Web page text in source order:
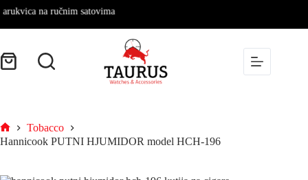
na ručnim satovima
Tobacco
Hannicook PUTNI HJUMIDOR model HCH-196